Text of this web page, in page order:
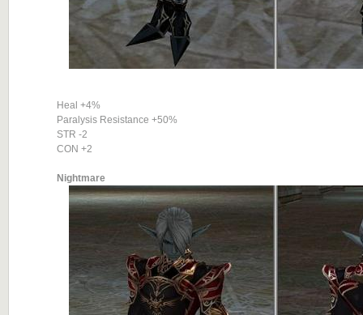
Heal +4%
Paralysis Resistance +50%
STR -2
CON +2
Nightmare